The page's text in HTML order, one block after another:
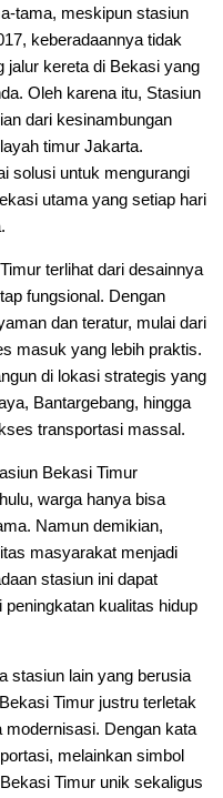
tama, meskipun stasiun
keberadaannya tidak
jalur kereta di Bekasi yang
Oleh karena itu, Stasiun
dari kesinambungan
timur Jakarta.
solusi untuk mengurangi
utama yang setiap hari
terlihat dari desainnya
fungsional. Dengan
dan teratur, mulai dari
masuk yang lebih praktis.
di lokasi strategis yang
Bantargebang, hingga
transportasi massal.
Bekasi Timur
warga hanya bisa
Namun demikian,
masyarakat menjadi
stasiun ini dapat
kualitas hidup
stasiun lain yang berusia
Timur justru terletak
modernisasi. Dengan kata
melainkan simbol
Timur unik sekaligus